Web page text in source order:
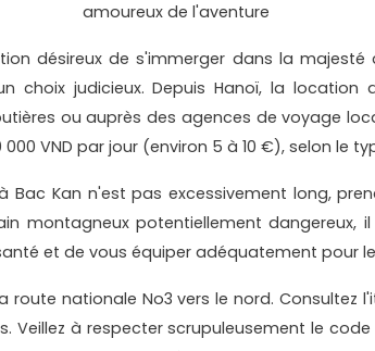
amoureux de l'aventure
désireux de s'immerger dans la majesté
choix judicieux. Depuis Hanoï, la location
ou auprès des agences de voyage
VND par jour (environ 5 à 10 €), selon le
Bac Kan n'est pas excessivement long,
montagneux potentiellement dangereux,
et de vous équiper adéquatement pour
route nationale No3 vers le nord. Consultez
Veillez à respecter scrupuleusement le